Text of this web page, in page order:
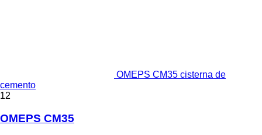
OMEPS CM35 cisterna de
cemento
12
OMEPS CM35